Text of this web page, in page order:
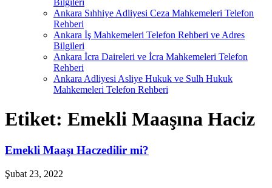
Bilgileri
Ankara Sıhhiye Adliyesi Ceza Mahkemeleri Telefon
Rehberi
Ankara İş Mahkemeleri Telefon Rehberi ve Adres
Bilgileri
Ankara İcra Daireleri ve İcra Mahkemeleri Telefon
Rehberi
Ankara Adliyesi Asliye Hukuk ve Sulh Hukuk
Mahkemeleri Telefon Rehberi
Etiket: Emekli Maaşına Haciz
Emekli Maaşı Haczedilir mi?
Şubat 23, 2022